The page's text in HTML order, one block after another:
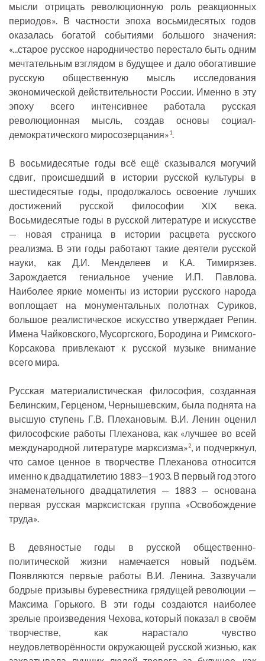
мысли отрицать революционную роль реакционных
периодов». В частности эпоха восьмидесятых годов
оказалась богатой событиями большого значения:
«...старое русское народничество перестало быть одним
мечтательным взглядом в будущее и дало обогатившие
русскую общественную мысль исследования
экономической действительности России. Именно в эту
эпоху всего интенсивнее работала русская
революционная мысль, создав основы социал-
демократического миросозерцания»1.
В восьмидесятые годы всё ещё сказывался могучий
сдвиг, происшедший в истории русской культуры в
шестидесятые годы, продолжалось освоение лучших
достижений русской философии XIX века.
Восьмидесятые годы в русской литературе и искусстве
— новая страница в истории расцвета русского
реализма. В эти годы работают такие деятели русской
науки, как Д.И. Менделеев и К.А. Тимирязев.
Зарождается гениальное учение И.П. Павлова.
Наиболее яркие моменты из истории русского народа
воплощает на монументальных полотнах Суриков,
большое реалистическое искусство утверждает Репин.
Имена Чайковского, Мусоргского, Бородина и Римского-
Корсакова привлекают к русской музыке внимание
всего мира.
Русская материалистическая философия, созданная
Белинским, Герценом, Чернышевским, была поднята на
высшую ступень Г.В. Плехановым. В.И. Ленин оценил
философские работы Плеханова, как «лучшее во всей
международной литературе марксизма»2, и подчеркнул,
что самое ценное в творчестве Плеханова относится
именно к двадцатилетию 1883—1903. В первый год этого
знаменательного двадцатилетия — 1883 — основана
первая русская марксистская группа «Освобождение
труда».
В девяностые годы в русской общественно-
политической жизни намечается новый подъём.
Появляются первые работы В.И. Ленина. Зазвучали
бодрые призывы буревестника грядущей революции —
Максима Горького. В эти годы создаются наиболее
зрелые произведения Чехова, который показал в своём
творчестве, как нарастало чувство
неудовлетворённости окружающей русской жизнью, как